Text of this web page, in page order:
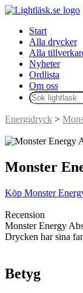
Start
Alla drycker
Alla
Nyheter
Ordlista
Om oss
Energidryck >
Monster
Köp Monster
Recension
Monster Energy
Drycken har sina
Betyg